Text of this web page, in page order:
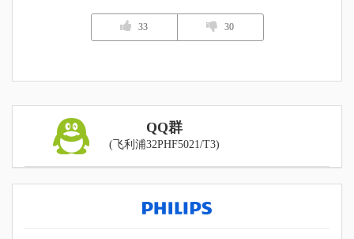
33 30
QQ群
(飞利浦32PHF5021/T3)